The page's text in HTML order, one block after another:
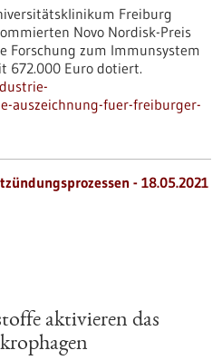
Freiburg
Novo Nordisk-Preis
Forschung zum Immunsystem
672.000 Euro dotiert.
auszeichnung-fuer-freiburger-
- 18.05.2021
aktivieren das